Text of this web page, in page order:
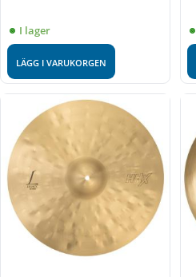
I lager
LÄGG I VARUKORGEN